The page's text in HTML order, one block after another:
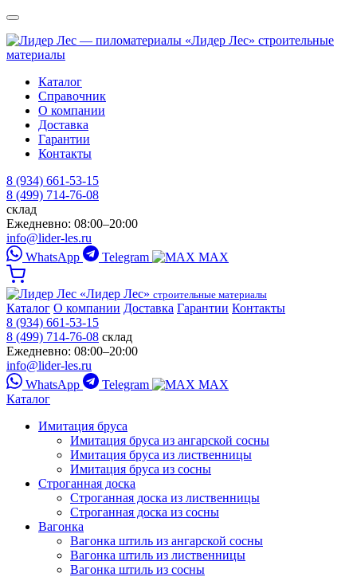
«Лидер Лес» строительные
материалы
Каталог
Справочник
О компании
Доставка
Гарантии
Контакты
8 (934) 661-53-15
8 (499) 714-76-08
склад
Ежедневно: 08:00–20:00
info@lider-les.ru
WhatsApp
Telegram MAX
«Лидер Лес» строительные материалы
Каталог О компании Доставка Гарантии Контакты
8 (934) 661-53-15
8 (499) 714-76-08 склад
Ежедневно: 08:00–20:00
info@lider-les.ru
WhatsApp
Telegram
MAX
Каталог
Имитация бруса
Имитация бруса из ангарской сосны
Имитация бруса из лиственницы
Имитация бруса из сосны
Строганная доска
Строганная доска из лиственницы
Строганная доска из сосны
Вагонка
Вагонка штиль из ангарской сосны
Вагонка штиль из лиственницы
Вагонка штиль из сосны